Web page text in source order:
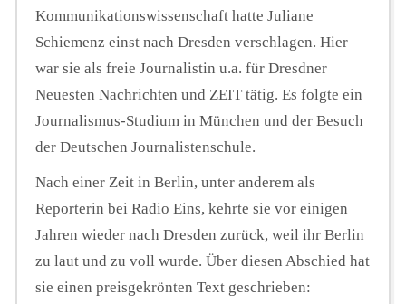
Kommunikationswissenschaft hatte Juliane
Schiemenz einst nach Dresden verschlagen. Hier
war sie als freie Journalistin u.a. für Dresdner
Neuesten Nachrichten und ZEIT tätig. Es folgte ein
Journalismus-Studium in München und der Besuch
der Deutschen Journalistenschule.
Nach einer Zeit in Berlin, unter anderem als
Reporterin bei Radio Eins, kehrte sie vor einigen
Jahren wieder nach Dresden zurück, weil ihr Berlin
zu laut und zu voll wurde. Über diesen Abschied hat
sie einen preisgekrönten Text geschrieben: